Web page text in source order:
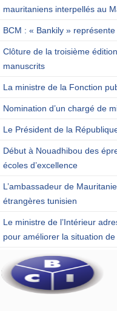
mauritaniens interpellés au
BCM : « Bankily »
Clôture de la troisième
manuscrits
La ministre de la Fonction
Nomination d’un chargé de
Le Président de la
Début à Nouadhibou des
écoles d’excellence
L’ambassadeur de
étrangères tunisien
Le ministre de l’Intérieur
pour améliorer la situation